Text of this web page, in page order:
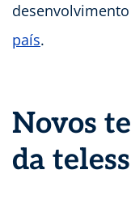
país.
Novos
da